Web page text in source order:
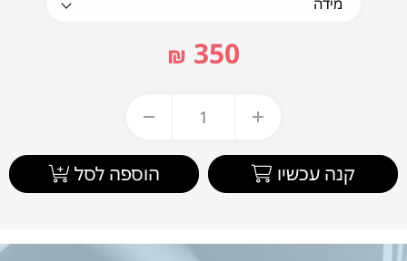
350
₪
קנה עכשיו הוספה לסל